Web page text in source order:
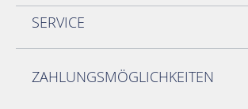
SERVICE
ZAHLUNGSMÖGLICHKEITEN